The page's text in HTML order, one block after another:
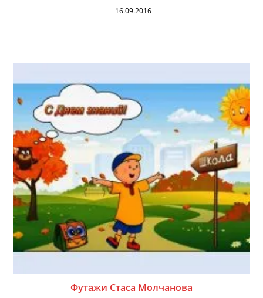
16.09.2016
Футажи Стаса Молчанова